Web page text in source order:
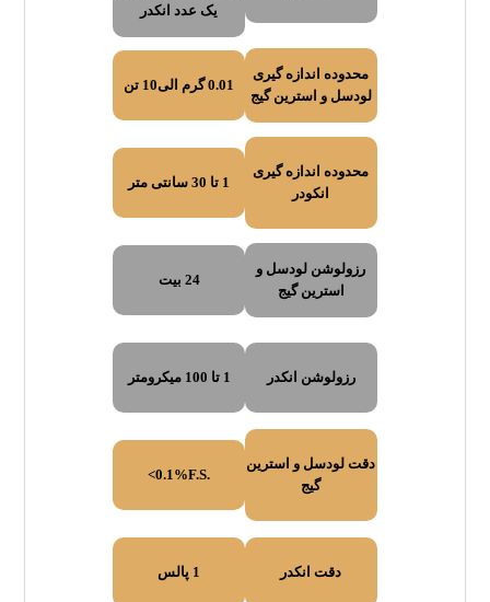
یک عدد انکدر
محدوده اندازه گیری
لودسل و استرین گیج
0.01 گرم الی10 تن
محدوده اندازه گیری
انکودر
1 تا 30 سانتی متر
رزولوشن لودسل و
استرین گیج
24 بیت
رزولوشن انکدر 1 تا 100 میکرومتر
دقت لودسل و استرین
گیج
<0.1%F.S.
دقت انکدر 1 پالس